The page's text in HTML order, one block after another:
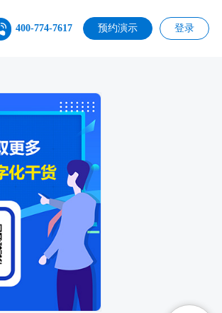
400-774-7617 预约演示 登录